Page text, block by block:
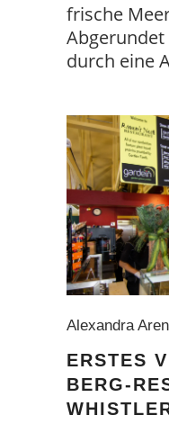
frische
durch eine
Alexandra
ERSTES
BERG-